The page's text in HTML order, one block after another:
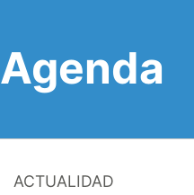
Agenda
ACTUALIDAD